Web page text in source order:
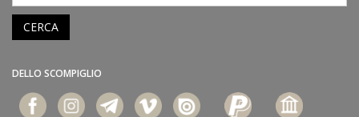
CERCA
DELLO SCOMPIGLIO